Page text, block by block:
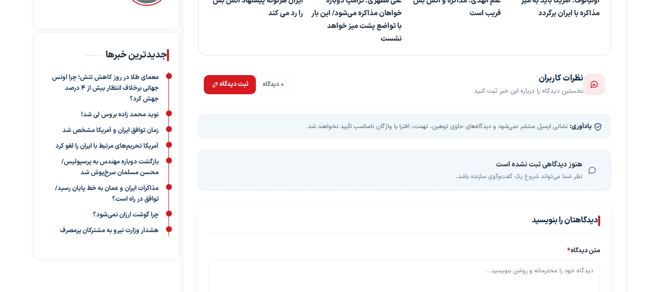
مذاکره با ایران برگردد
فریب است
خواهان مذاکره می‌شود/ این بار
با تواضع پشت میز خواهد
نشست
را رد می کند
نظرات کاربران
نخستین دیدگاه را درباره این خبر ثبت کنید
0 دیدگاه ثبت دیدگاه
یادآوری: نشانی ایمیل منتشر نمی‌شود و دیدگاه‌های حاوی توهین، تهمت، افترا یا واژگان نامناسب تأیید نخواهند شد.
هنوز دیدگاهی ثبت نشده است
نظر شما می‌تواند شروع یک گفت‌وگوی سازنده باشد.
دیدگاهتان را بنویسید
متن دیدگاه*
جدیدترین خبرها
معمای طلا در روز کاهش تنش؛ چرا اونس
جهانی برخلاف انتظار بیش از ۴ درصد
جهش کرد؟
نوید محمد زاده بروس لی شد!
زمان توافق ایران و آمریکا مشخص شد
آمریکا تحریم‌های مرتبط با ایران را لغو کرد
بازگشت دوباره مهندس به پرسپولیس/
محسن مسلمان سرخ‌پوش شد
مذاکرات ایران و عمان به خط پایان رسید/
توافق در راه است؟
چرا گوشت ارزان نمی‌شود؟
هشدار وزارت نیرو به مشترکان پرمصرف